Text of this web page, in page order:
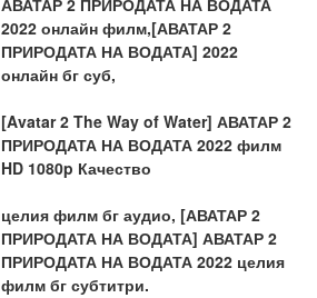
2022 онлайн филм,[АВАТАР 2
ПРИРОДАТА НА ВОДАТА] 2022
онлайн бг суб,
[Avatar 2 The Way of Water] АВАТАР 2
ПРИРОДАТА НА ВОДАТА 2022 филм
HD 1080p Качество
целия филм бг аудио, [АВАТАР 2
ПРИРОДАТА НА ВОДАТА] АВАТАР 2
ПРИРОДАТА НА ВОДАТА 2022 целия
филм бг субтитри.